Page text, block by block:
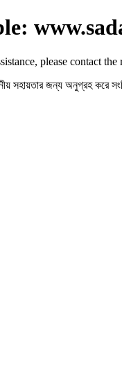
please contact
সহায়তার জন্য অনুগ্রহ